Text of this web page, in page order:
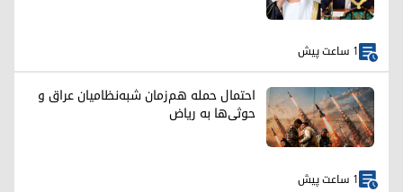
1 ساعت پیش
احتمال حمله هم‌زمان شبه‌نظامیان عراق و
حوثی‌ها به ریاض
1 ساعت پیش